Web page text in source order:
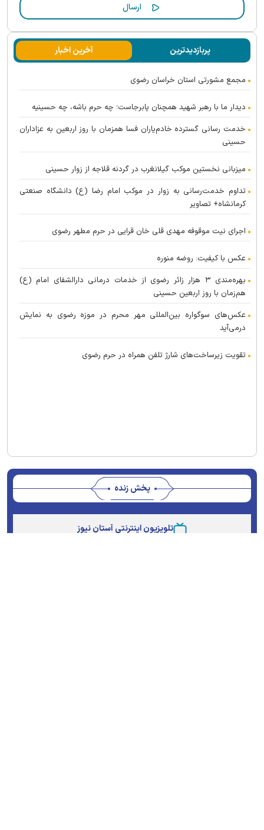
پربازدیدترین آخرین اخبار
مجمع مشورتی استان خراسان رضوی
دیدار ما با رهبر شهید همچنان پابرجاست؛ چه حرم باشه، چه حسینیه
خدمت رسانی گسترده خادم‌یاران فسا همزمان با روز اربعین به عزاداران
حسینی
میزبانی نخستین موکب گیلانغرب در گردنه قلاجه از زوار حسینی
تداوم خدمت‌رسانی به زوار در موکب امام رضا (ع) دانشگاه صنعتی
کرمانشاه+ تصاویر
اجرای نیت موقوفه مهدی قلی خان قرایی در حرم مطهر رضوی
عکس با کیفیت: روضه منوره
بهره‌مندی ۳ هزار زائر رضوی از خدمات درمانی دارالشفای امام (ع)
هم‌زمان با روز اربعین حسینی
عکس‌های سوگواره بین‌المللی مهر محرم در موزه رضوی به نمایش
درمی‌آید
تقویت زیرساخت‌های شارژ تلفن همراه در حرم رضوی
پخش زنده
تلویزیون اینترنتی آستان نیوز